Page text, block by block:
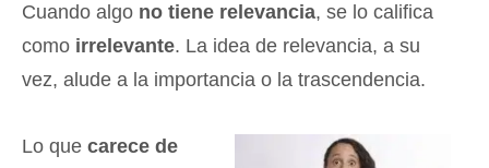
Cuando algo no tiene relevancia, se lo califica
como irrelevante. La idea de relevancia, a su
vez, alude a la importancia o la trascendencia.
Lo que carece de